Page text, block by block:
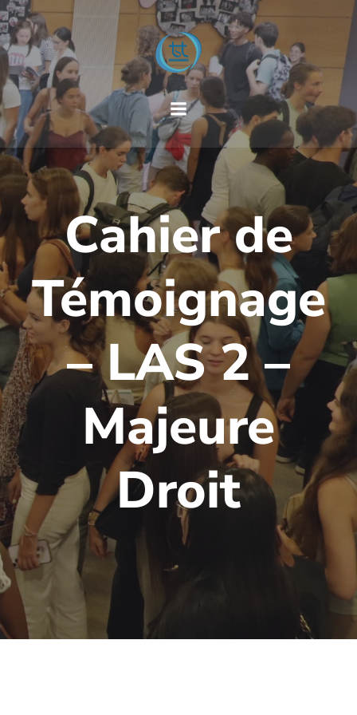
Aller
au
contenu
Cahier de
Témoignage
– LAS 2 –
Majeure
Droit